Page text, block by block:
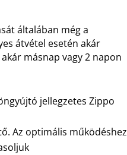
általában még a
átvétel esetén akár
másnap vagy 2 napon
jellegzetes Zippo
Az optimális működéshez